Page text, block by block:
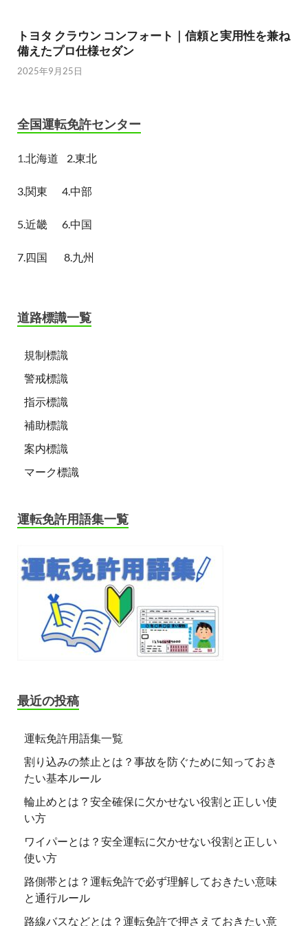
トヨタ クラウン コンフォート｜信頼と実用性を兼ね
備えたプロ仕様セダン
2025年9月25日
全国運転免許センター
1. 北海道 2.東北
3.関東 4.中部
5.近畿 6.中国
7.四国 8.九州
道路標識一覧
規制標識
警戒標識
指示標識
補助標識
案内標識
マーク標識
運転免許用語集一覧
最近の投稿
運転免許用語集一覧
割り込みの禁止とは？事故を防ぐために知っておき
たい基本ルール
輪止めとは？安全確保に欠かせない役割と正しい使
い方
ワイパーとは？安全運転に欠かせない役割と正しい
使い方
路側帯とは？運転免許で必ず理解しておきたい意味
と通行ルール
路線バスなどとは？運転免許で押さえておきたい意